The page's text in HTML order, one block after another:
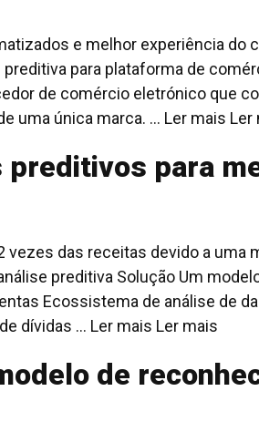
e melhor experiência
para plataforma de
de comércio eletrónico que
uma única marca. ... Ler mais Ler
preditivos para
das receitas devido a
preditiva Solução Um
Ecossistema de análise de
dívidas ... Ler mais Ler mais
de